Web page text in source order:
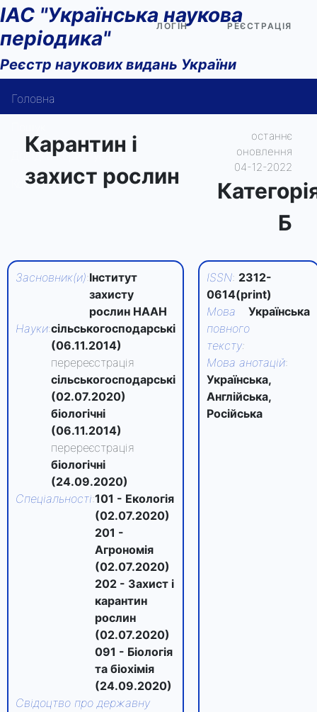
ІАС "Українська наукова
періодика"
Реєстр наукових видань України
ЛОГІН РЕЄСТРАЦІЯ
Головна
Довідка користувача
Контакти
Карантин і
захист рослин
останнє
оновлення
04-12-2022
Б
Засновник(и):Інститут
захисту
рослин НААН
Науки:сільськогосподарські
(06.11.2014)
перереєстрація
сільськогосподарські
(02.07.2020)
біологічні
(06.11.2014)
перереєстрація
біологічні
(24.09.2020)
Спеціальності:101 - Екологія
(02.07.2020)
201 -
Агрономія
(02.07.2020)
202 - Захист і
карантин
рослин
(02.07.2020)
091 - Біологія
та біохімія
(24.09.2020)
Свідоцтво про державну
ISSN: 2312-
0614(print)
Мова
повного
тексту:
Українська
Мова анотацій:
Українська,
Англійська,
Російська